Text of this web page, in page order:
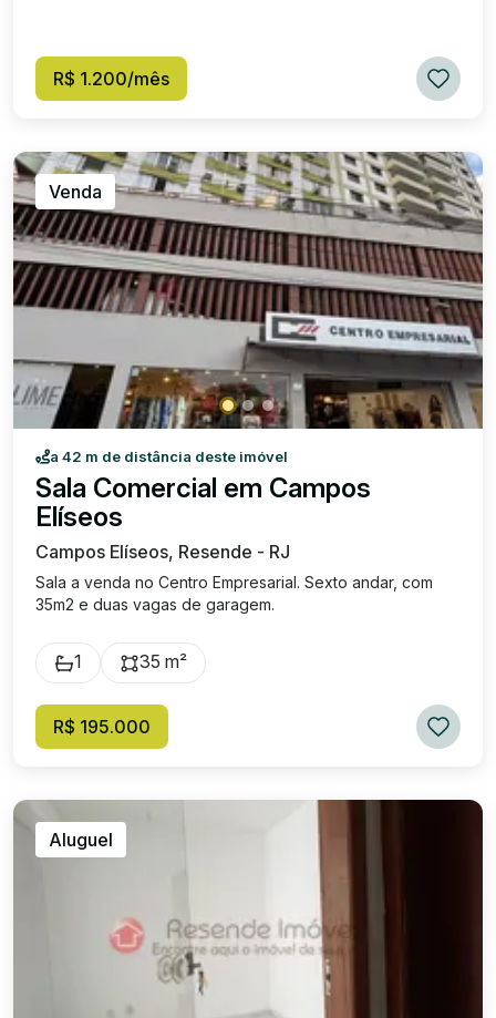
R$ 1.200/mês
Venda
a 42 m de distância deste imóvel
Sala Comercial em Campos
Elíseos
Campos Elíseos, Resende - RJ
Sala a venda no Centro Empresarial. Sexto andar, com
35m2 e duas vagas de garagem.
1 35 m²
R$ 195.000
Aluguel